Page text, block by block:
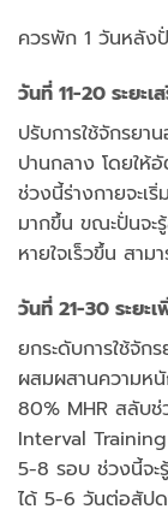
ควรพัก 1 วันหลัง
วันที่ 11-20 ระยะ
ปรับการใช้จักรย
ปานกลาง โดยให้
ช่วงนี้ร่างกายจะเ
มากขึ้น ขณะปั่นจะ
หายใจเร็วขึ้น สา
วันที่ 21-30 ระยะ
ยกระดับการใช้จัก
ผสมผสานความห
80% MHR สลับช่
Interval
5-8 รอบ ช่วงนี้จะ
ได้ 5-6 วันต่อสัป